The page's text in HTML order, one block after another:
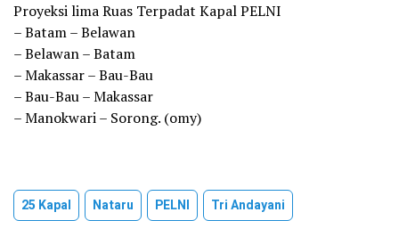
Proyeksi lima Ruas Terpadat Kapal PELNI
– Batam – Belawan
– ⁠Belawan – Batam
– ⁠Makassar – Bau-Bau
– ⁠Bau-Bau – Makassar
– ⁠Manokwari – Sorong. (omy)
25 Kapal Nataru PELNI Tri Andayani